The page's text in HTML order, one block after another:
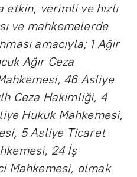
etkin, verimli ve hızlı
ve mahkemelerde
amacıyla; 1 Ağır
Ağır Ceza
46 Asliye
Ceza Hakimliği, 4
Hukuk Mahkemesi,
5 Asliye Ticaret
24 İş
Mahkemesi, olmak